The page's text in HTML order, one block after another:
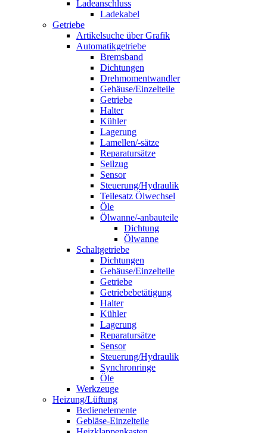
Ladeanschluss
Ladekabel
Getriebe
Artikelsuche über Grafik
Automatikgetriebe
Bremsband
Dichtungen
Drehmomentwandler
Gehäuse/Einzelteile
Getriebe
Halter
Kühler
Lagerung
Lamellen/-sätze
Reparatursätze
Seilzug
Sensor
Steuerung/Hydraulik
Teilesatz Ölwechsel
Öle
Ölwanne/-anbauteile
Dichtung
Ölwanne
Schaltgetriebe
Dichtungen
Gehäuse/Einzelteile
Getriebe
Getriebebetätigung
Halter
Kühler
Lagerung
Reparatursätze
Sensor
Steuerung/Hydraulik
Synchronringe
Öle
Werkzeuge
Heizung/Lüftung
Bedienelemente
Gebläse-Einzelteile